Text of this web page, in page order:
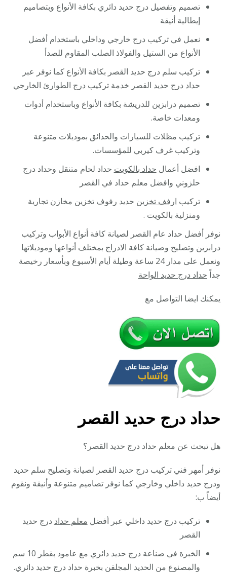
تصميم وتفصيل درج حديد دائري بكافة الأنواع وبتصاميم
إيطالية أنيقة
نعمل في تركيب درج خارجي وداخلي باستخدام أفضل
الأنواع من الستيل والفولاذ الصلب المقاوم للصدأ
تركيب سلم درج حديد القصر بكافة الأنواع كما نوفر عبر
حداد درج حديد القصر خدمة تركيب درج الطوارئ الخارجي
تصميم درابزين للدريشة بكافة الأنواع وباستخدام أدوات
ومعدات خاصة.
تركيب مظلات للسيارات والحدائق بموديلات متنوعة
وتركيب غرف كيربي للمؤسسات.
افضل أعمال حداد بالكويت حداد لحام متنقل وحداد درج
حلزوني وافضل معلم حداد في القصر
تركيب ارفف تخزين حديد رفوف تخزين مخازن تجارية
ومنزلية بالكويت .
نوفر أفضل حداد عام القصر لصيانة كافة أنواع الأبواب وتركيب
درابزين وتصليح وصيانة كافة الادراج بمختلف أنواعها وموديلاتها
ونعمل على مدار 24 ساعة وطيلة أيام الأسبوع وبأسعار رخيصة
جداًحداد درج حديد الواحة
يمكنك ايضا التواصل مع
حداد درج حديد القصر
هل تبحث عن معلم حداد درج حديد القصر؟
نوفر أمهر فني تركيب درج حديد القصر لصيانة وتصليح سلم حديد
ودرج حديد داخلي وخارجي كما نوفر تصاميم متنوعة وأنيقة ونقوم
أيضاً ب:
تركيب درج حديد داخلي عبر أفضل معلم حداد درج حديد
القصر
الخبرة في صناعة درج حديد دائري مع عامود بقطر 10 سم
والمصنوع من الحديد المجلفن بخبرة حداد درج حديد دائري.